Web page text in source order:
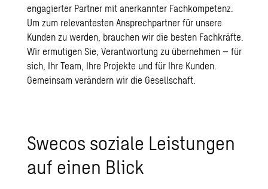
engagierter Partner mit anerkannter Fachkompetenz.
Um zum relevantesten Ansprechpartner für unsere
Kunden zu werden, brauchen wir die besten Fachkräfte.
Wir ermutigen Sie, Verantwortung zu übernehmen – für
sich, Ihr Team, Ihre Projekte und für Ihre Kunden.
Gemeinsam verändern wir die Gesellschaft.
Swecos soziale Leistungen
auf einen Blick